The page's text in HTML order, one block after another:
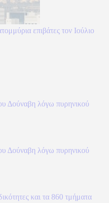
επιβάτες τον Ιούλιο
Δούναβη λόγω πυρηνικού
Δούναβη λόγω πυρηνικού
και τα 860 τμήματα